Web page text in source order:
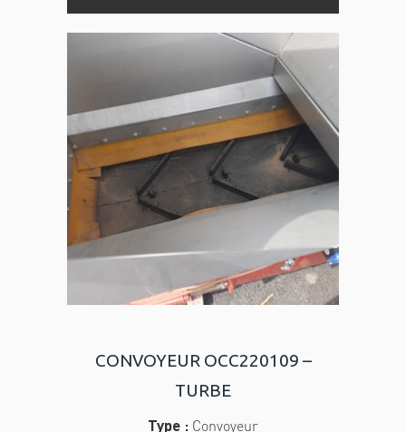
CONVOYEUR OCC220109 –
TURBE
Type : Convoyeur